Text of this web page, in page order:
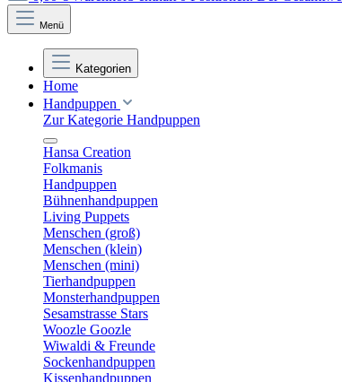
Menü
Kategorien
Home
Handpuppen
Zur Kategorie Handpuppen
Hansa Creation
Folkmanis
Handpuppen
Bühnenhandpuppen
Living Puppets
Menschen (groß)
Menschen (klein)
Menschen (mini)
Tierhandpuppen
Monsterhandpuppen
Sesamstrasse Stars
Woozle Goozle
Wiwaldi & Freunde
Sockenhandpuppen
Kissenhandpuppen